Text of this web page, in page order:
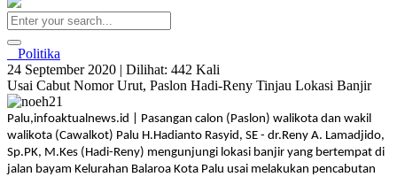
Politika
24 September 2020 | Dilihat: 442 Kali
Usai Cabut Nomor Urut, Paslon Hadi-Reny Tinjau Lokasi Banjir
Palu,infoaktualnews.id | Pasangan calon (Paslon) walikota dan wakil
walikota (Cawalkot) Palu H.Hadianto Rasyid, SE - dr.Reny A. Lamadjido,
Sp.PK, M.Kes (Hadi-Reny) mengunjungi lokasi banjir yang bertempat di
jalan bayam Kelurahan Balaroa Kota Palu usai melakukan pencabutan